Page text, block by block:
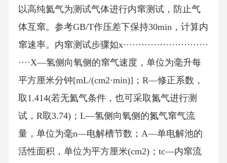
以高纯氦气为测试气体进行内窜测试，防止气
体互窜。参考GB/T作压差下保持30min，计算内
窜速率。内窜测试步骤如x····························
····X—氢侧向氧侧的窜气速度，单位为毫升每
平方厘米分钟[mL/(cm2·min)]；R—修正系数，
取1.414(若无氦气条件，也可采取氮气进行测
试，R取3.74)；L—氢侧向氧侧的氮气窜气流
量，单位为毫n—电解槽节数；A—单电解池的
活性面积，单位为平方厘米(cm2)；tc—内窜流